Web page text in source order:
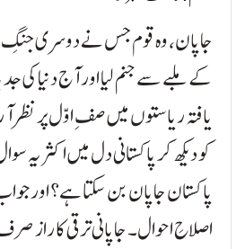
جاپان، وہ قوم جس نے دوسری جنگِ
کے ملبے سے جنم لیا اور آج دنیا کی
یافتہ ریاستوں میں صفِ اوّل پر
کو دیکھ کر پاکستانی دل میں اکثر یہ
پاکستان جاپان بن سکتا ہے؟ اور
اصلاحِ احوال۔ جاپانی ترقی کا راز